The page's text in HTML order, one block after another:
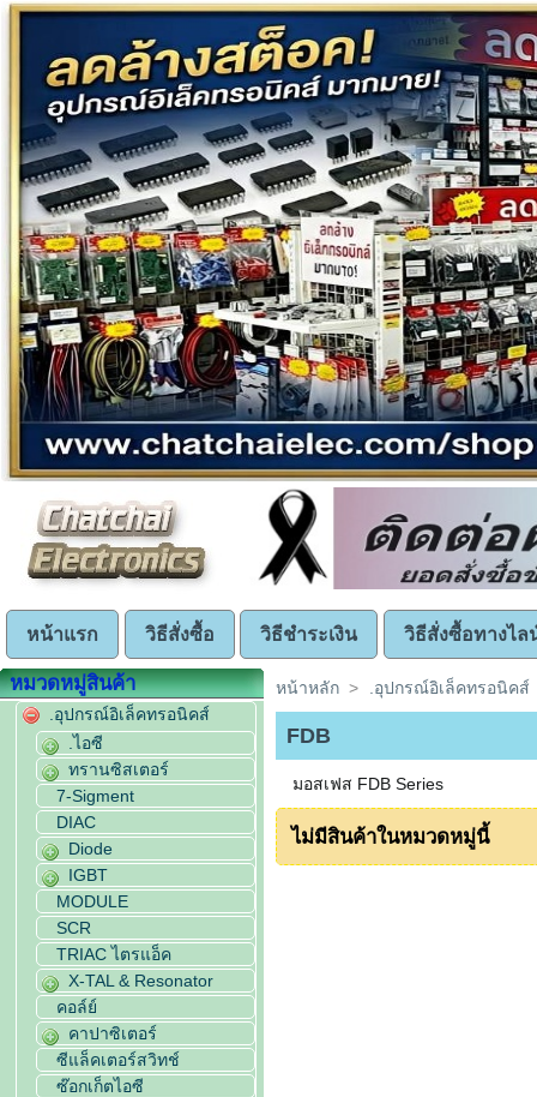
หน้าแรก วิธีสั่งซื้อ วิธีชำระเงิน วิธีสั่งซื้อทางไล
หมวดหมู่สินค้า
.อุปกรณ์อิเล็คทรอนิคส์
.ไอซี
ทรานซิสเตอร์
7-Sigment
DIAC
Diode
IGBT
MODULE
SCR
TRIAC ไตรแอ็ค
X-TAL & Resonator
คอล์ย์
คาปาซิเตอร์
ซีแล็คเตอร์สวิทช์
ซ๊อกเก็ตไอซี
หน้าหลัก > .อุปกรณ์อิเล็คทรอนิคส์
FDB
มอสเฟส FDB Series
ไม่มีสินค้าในหมวดหมู่นี้